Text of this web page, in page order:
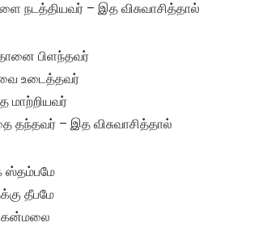
நடத்தியவர் – இத விசுவாசித்தால்
பிளந்தவர்
உடைத்தவர்
மாற்றியவர்
– இத விசுவாசித்தால்
ஸ்தம்பமே
தீபமே
கன்மலை